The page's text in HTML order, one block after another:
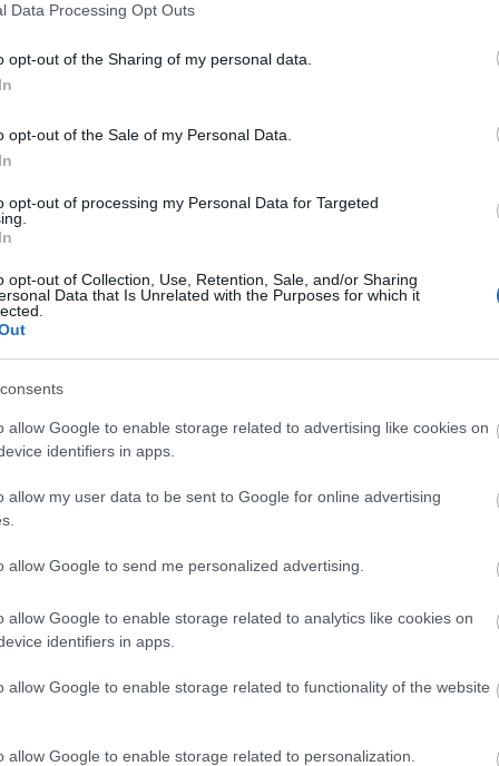
Data Processing Opt Outs
opt-out of the Sharing of my personal data.
opt-out of the Sale of my Personal Data.
opt-out of processing my Personal Data for Targeted
opt-out of Collection, Use, Retention, Sale, and/or Sharing
Data that Is Unrelated with the Purposes for which it
allow Google to enable storage related to advertising like cookies on
identifiers in apps.
allow my user data to be sent to Google for online advertising
allow Google to send me personalized advertising.
allow Google to enable storage related to analytics like cookies on
identifiers in apps.
allow Google to enable storage related to functionality of the website
allow Google to enable storage related to personalization.
völgyi Carbon digitális gyártócég bejelentette első
anyagát. Korábbi kemény poliuretán anyagaihoz
az MPU 100 izotrópszerű szilárd műanyag digitális
Tetszik 0
alkalmazások
készült a Volkswagen
autója
I.D.R elektromos versenyautó prototípusa nyerte a
1916 óta megrendezésre kerülő autós „hegymászó”
a PPHC (Pikes Peak International Hill Climb) idei
„négykerekes korlátlan, alternatív üzemanyag”
a…